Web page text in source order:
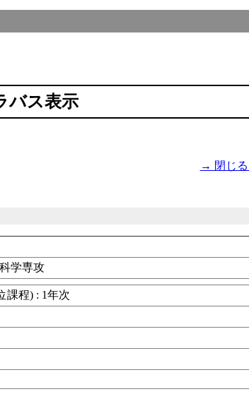
バス表示
→ 閉じる
学専攻
課程) : 1年次